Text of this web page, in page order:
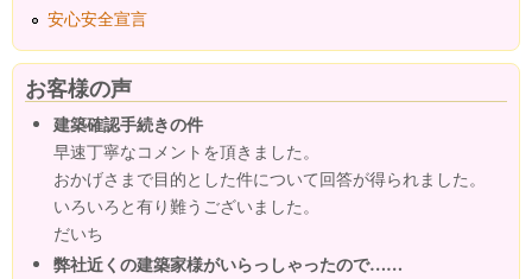
安心安全宣言
お客様の声
建築確認手続きの件
早速丁寧なコメントを頂きました。
おかげさまで目的とした件について回答が得られました。
いろいろと有り難うございました。
だいち
弊社近くの建築家様がいらっしゃったので……